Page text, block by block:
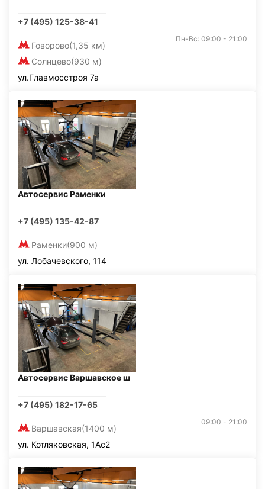
+7 (495) 125-38-41
Говорово(1,35 км)
Солнцево(930 м)
Пн-Вс: 09:00 - 21:00
ул.Главмосстроя 7а
Автосервис Раменки
+7 (495) 135-42-87
Раменки(900 м)
ул. Лобачевского, 114
Автосервис Варшавское ш
+7 (495) 182-17-65
Варшавская(1400 м)
09:00 - 21:00
ул. Котляковская, 1Ас2